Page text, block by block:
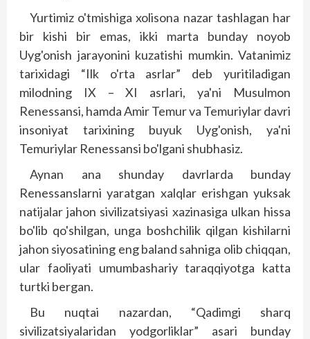
Yurtimiz o'tmishiga xolisona nazar tashlagan har
bir kishi bir emas, ikki marta bunday noyob
Uyg'onish jarayonini kuzatishi mumkin. Vatanimiz
tarixidagi “Ilk o'rta asrlar” deb yuritiladigan
milodning IX – XI asrlari, ya'ni Musulmon
Renessansi, hamda Amir Temur va Temuriylar davri
insoniyat tarixining buyuk Uyg'onish, ya'ni
Temuriylar Renessansi bo'lgani shubhasiz.
Aynan ana shunday davrlarda bunday
Renessanslarni yaratgan xalqlar erishgan yuksak
natijalar jahon sivilizatsiyasi xazinasiga ulkan hissa
bo'lib qo'shilgan, unga boshchilik qilgan kishilarni
jahon siyosatining eng baland sahniga olib chiqqan,
ular faoliyati umumbashariy taraqqiyotga katta
turtki bergan.
Bu nuqtai nazardan, “Qadimgi sharq
sivilizatsiyalaridan yod­gorliklar” asari bunday